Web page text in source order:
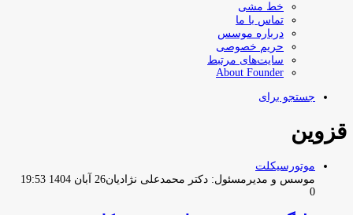
خط مشی
تماس با ما
درباره موسس
حریم خصوصی
سایت‌های مرتبط
About Founder
جستجو برای
قزوین
موتورسیکلت
موسس و مدیرمسئول: دکتر محمدعلی نژادیان26 آبان 1404 19:53
0